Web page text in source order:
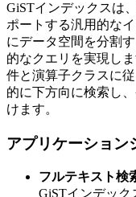
GiSTインデックスは
ポートする汎用的な
にデータ空間を分割
的なクエリを実現し
件と演算子クラスに
的に下方向に検索し
けます。
アプリケーション
フルテキスト検
GiSTインデッ